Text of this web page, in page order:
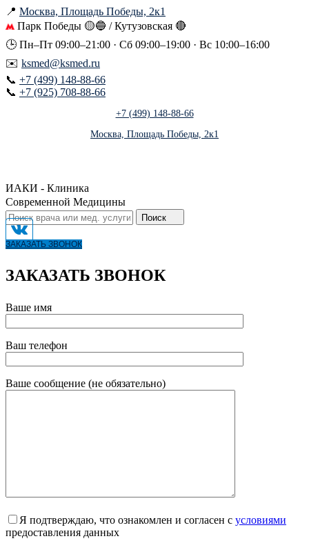
📍 Москва, Площадь Победы, 2к1
Парк Победы 🟡🔵 / Кутузовская 🔴
🕒 Пн–Пт 09:00–21:00 · Сб 09:00–19:00 · Вс 10:00–16:00
✉️ ksmed@ksmed.ru
📞 +7 (499) 148-88-66
📞 +7 (925) 708-88-66
+7 (499) 148-88-66
Москва, Площадь Победы, 2к1
ИАКИ - Клиника
Современной Медицины
Поиск
ЗАКАЗАТЬ ЗВОНОК
ЗАКАЗАТЬ ЗВОНОК
Ваше имя
Ваш телефон
Ваше сообщение (не обязательно)
Я подтверждаю, что ознакомлен и согласен с условиями
предоставления данных